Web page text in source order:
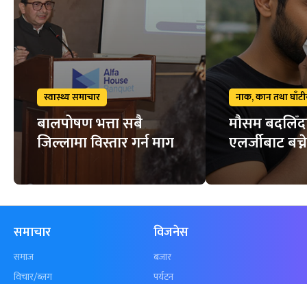
स्वास्थ्य समाचार
बालपोषण भत्ता सबै
जिल्लामा विस्तार गर्न माग
नाक, कान तथा
मौसम
एलर्जीबाट
समाचार
समाज
विचार/ब्लग
विजनेस
बजार
पर्यटन